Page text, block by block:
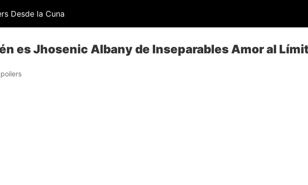
Desde la Cuna
es Jhosenic Albany de Inseparables Amor al